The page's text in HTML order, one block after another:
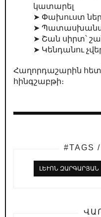
կատարել
➤ Փախուստ
➤
➤ Շան սիրտ՝
➤ Կենդանու
Հաղորդաշարին
հինգշաբթի։
ԼԵՒՈՆ ԶԱՐԳԱՐՅԱՆ